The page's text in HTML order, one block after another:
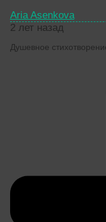
Aria Asenkova
2 лет назад
Душевное